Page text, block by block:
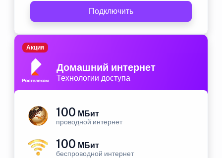
Подключить
Домашний интернет
Технологии доступа
Акция
100 МБит
проводной интернет
100 МБит
беспроводной интернет